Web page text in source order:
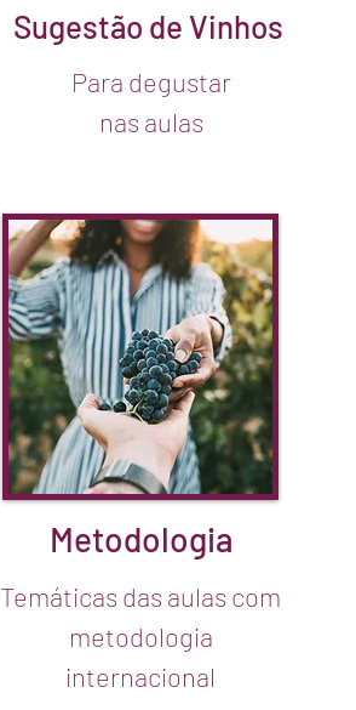
Sugestão de Vinhos
Para degustar
nas aulas
Metodologia
Temáticas das aulas com
metodologia
internacional